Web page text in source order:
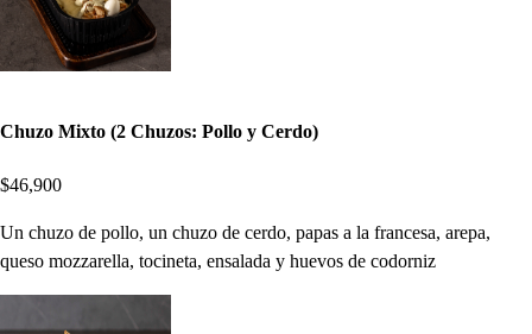
Chuzo Mixto (2 Chuzos: Pollo y Cerdo)
$46,900
Un chuzo de pollo, un chuzo de cerdo, papas a la francesa, arepa,
queso mozzarella, tocineta, ensalada y huevos de codorniz